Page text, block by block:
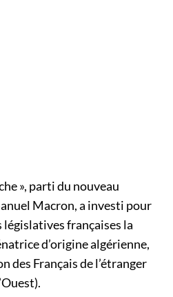
», parti du nouveau
Macron, a investi pour
françaises la
d’origine algérienne,
des Français de l’étranger